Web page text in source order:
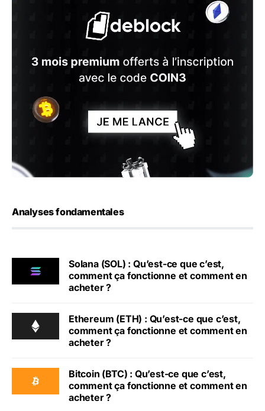
Analyses fondamentales
Solana (SOL) : Qu’est-ce que c’est,
comment ça fonctionne et comment en
acheter ?
Ethereum (ETH) : Qu’est-ce que c’est,
comment ça fonctionne et comment en
acheter ?
Bitcoin (BTC) : Qu’est-ce que c’est,
comment ça fonctionne et comment en
acheter ?